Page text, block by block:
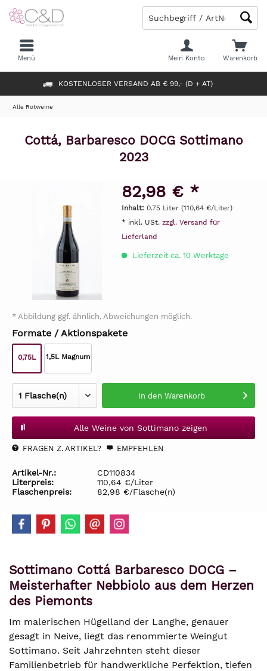
KOSTENLOSER VERSAND AB € 99,- (D + AT)
Warenkorb
Mein Konto
Menü
Alle Rotweine
Cottá, Barbaresco DOCG Sottimano
2023
82,98 € *
Inhalt: 0.75 Liter (110,64 €/Liter)
* inkl. USt. zzgl. Versand für
Lieferland
Lieferzeit ca. 10 Werktage
* Abbildung ggf. ähnlich, Abweichungen möglich.
Formate / Aktionspakete
0,75L 1,5L Magnum
In den Warenkorb
Alle Weine von Sottimano zeigen
FRAGEN Z. ARTIKEL? EMPFEHLEN
Artikel-Nr.:
CD110834
Literpreis:
110,64 €/Liter
Flaschenpreis:
82,98 €/Flasche(n)
Sottimano Cottá Barbaresco DOCG –
Meisterhafter Nebbiolo aus dem Herzen
des Piemonts
Im malerischen Hügelland der Langhe, genauer
gesagt in Neive, liegt das renommierte Weingut
Sottimano. Seit Jahrzehnten steht dieser
Familienbetrieb für handwerkliche Perfektion, tiefen